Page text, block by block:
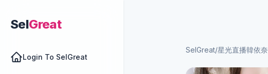
SelGreat
Login To SelGreat
SelGreat/星光直播韓依奈